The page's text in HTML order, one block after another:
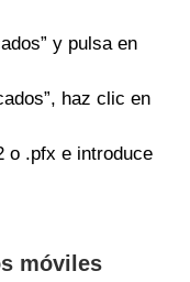
y pulsa en
haz clic en
o .pfx e introduce
móviles